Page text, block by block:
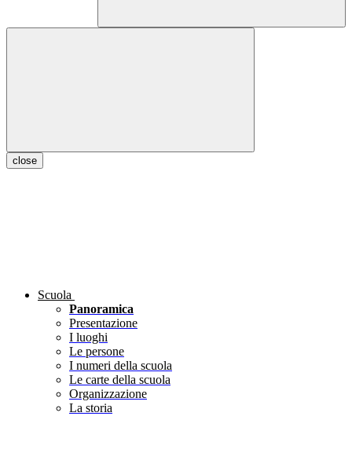
close
Scuola
Panoramica
Presentazione
I luoghi
Le persone
I numeri della scuola
Le carte della scuola
Organizzazione
La storia